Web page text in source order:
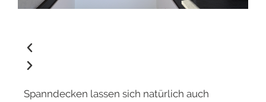
Spanndecken lassen sich natürlich auch